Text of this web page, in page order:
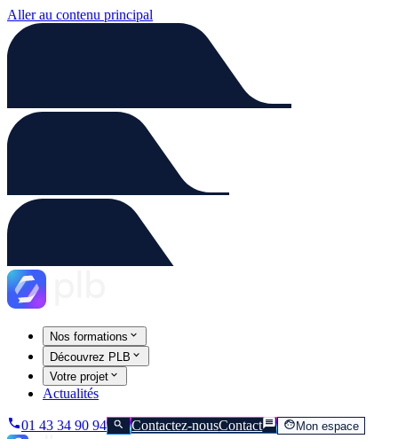
Aller au contenu principal
Nos formations
Découvrez PLB
Votre projet
Actualités
01 43 34 90 94 Contactez-nousContact Mon espace